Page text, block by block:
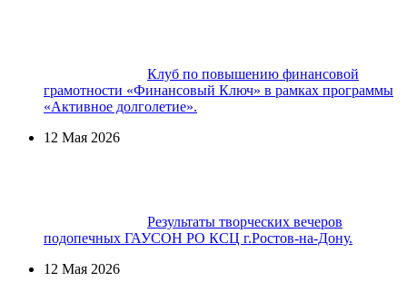
Клуб по повышению финансовой
грамотности «Финансовый Ключ» в рамках программы
«Активное долголетие».
12 Мая 2026
Результаты творческих вечеров
подопечных ГАУСОН РО КСЦ г.Ростов-на-Дону.
12 Мая 2026